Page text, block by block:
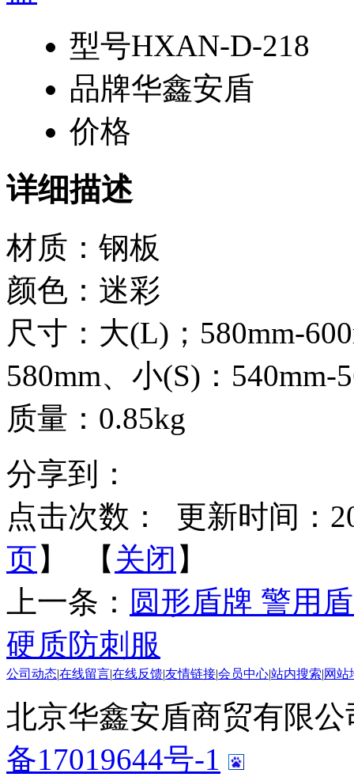
型号HXAN-D-218
品牌华鑫安盾
价格
详细描述
材质：钢板
颜色：迷彩
尺寸：大(L)；580mm-
580mm、小(S)：540mm-
质量：0.85kg
分享到：
点击次数：
更新时间：
页】 【 关闭 】
上一条： 圆形盾牌 警用
硬质防刺服
公司动态|在线留言|在线反馈|友情链接|会员中心|站内搜索|网站
北京华鑫安盾商贸有限
备17019644号-1